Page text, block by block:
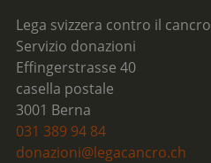
Lega svizzera contro il cancro
Servizio donazioni
Effingerstrasse 40
casella postale
3001 Berna
031 389 94 84
donazioni@legacancro.ch